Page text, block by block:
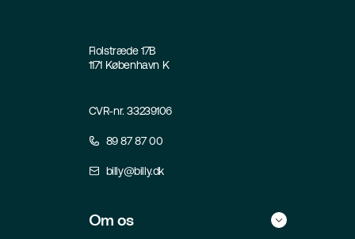
Fiolstræde 17B
1171 København K
CVR-nr. 33239106
89 87 87 00
billy@billy.dk
Om os